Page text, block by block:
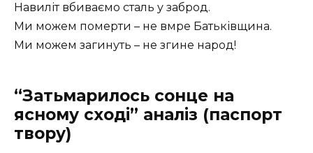
Навиліт вбиваємо сталь у заброд.
Ми можем померти – не вмре Батьківщина.
Ми можем загинуть – не згине народ!
“Затьмарилось сонце на
ясному сході” аналіз (паспорт
твору)